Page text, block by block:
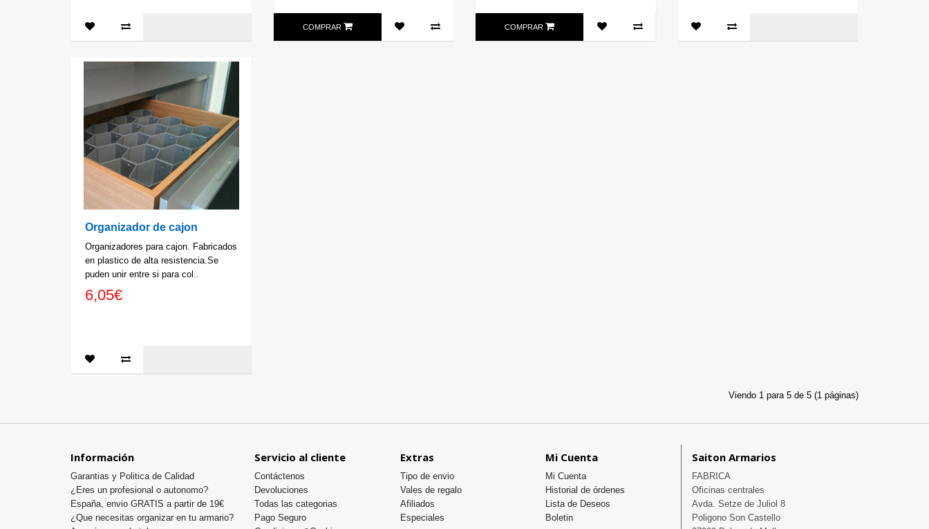
COMPRAR COMPRAR
Organizador de cajon
Organizadores para cajon. Fabricados
en plastico de alta resistencia.Se
puden unir entre si para col..
6,05€
Viendo 1 para 5 de 5 (1 páginas)
Información
Garantias y Politica de Calidad
¿Eres un profesional o autonomo?
España, envio GRATIS a partir de 19€
¿Que necesitas organizar en tu armario?
Servicio al cliente
Contáctenos
Devoluciones
Todas las categorias
Pago Seguro
Extras
Tipo de envio
Vales de regalo
Afiliados
Especiales
Mi Cuenta
Mi Cuenta
Historial de órdenes
Lista de Deseos
Boletin
Saiton Armarios
FABRICA
Oficinas centrales
Avda. Setze de Juliol 8
Poligono Son Castello